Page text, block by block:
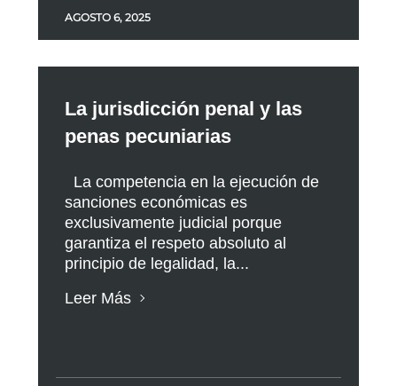
AGOSTO 6, 2025
La jurisdicción penal y las
penas pecuniarias
La competencia en la ejecución de
sanciones económicas es
exclusivamente judicial porque
garantiza el respeto absoluto al
principio de legalidad, la...
Leer Más